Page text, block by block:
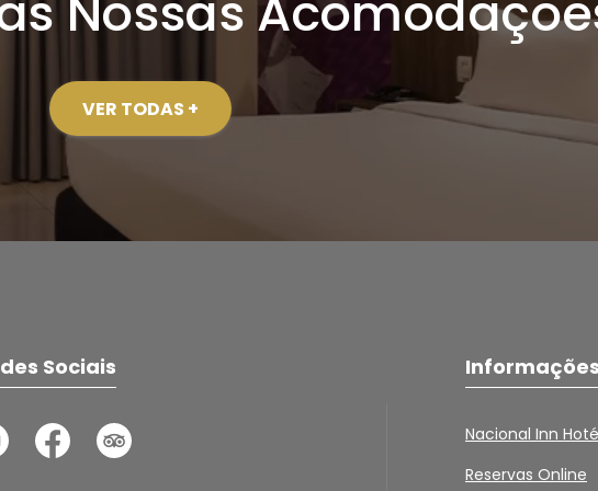
Nossas
VER TODAS +
Sociais Informações
Nacional Inn
Reservas Online